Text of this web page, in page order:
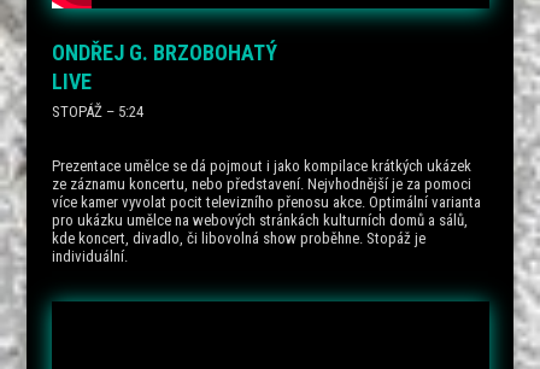
ONDŘEJ G. BRZOBOHATÝ
LIVE
STOPÁŽ – 5:24
Prezentace umělce se dá pojmout i jako kompilace krátkých ukázek
ze záznamu koncertu, nebo představení. Nejvhodnější je za pomoci
více kamer vyvolat pocit televizního přenosu akce. Optimální varianta
pro ukázku umělce na webových stránkách kulturních domů a sálů,
kde koncert, divadlo, či libovolná show proběhne. Stopáž je
individuální.